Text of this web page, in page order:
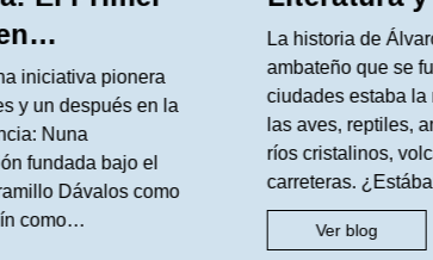
iniciativa pionera
y un después en la
Nuna
fundada bajo el
Dávalos como
como
la ambiciosa
La historia de
ambateño que se
ciudades estaba la
las aves, reptiles,
ríos cristalinos,
carreteras.
qué es lo que
Entendemos al
Ver blog